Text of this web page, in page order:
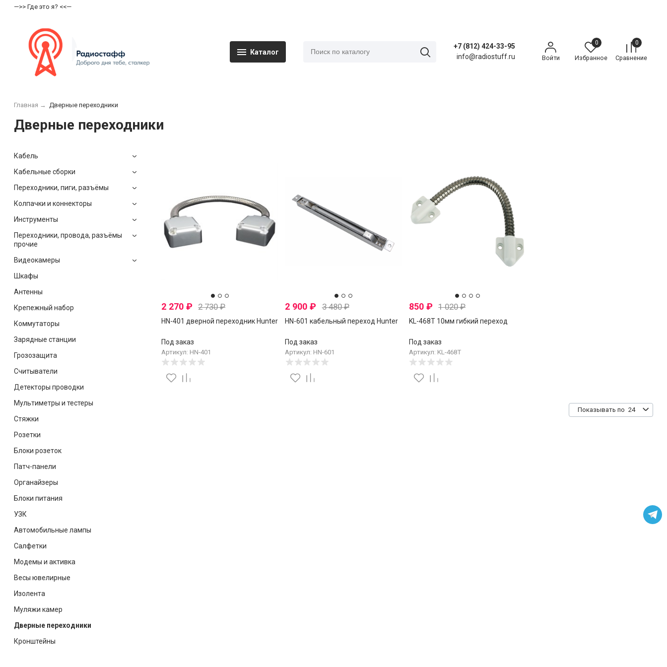
—>> Где это я? <<—
Каталог
+7 (812) 424-33-95
info@radiostuff.ru
Войти
0
Избранное
0
Сравнение
Главная → Дверные переходники
Дверные переходники
Кабель
Кабельные сборки
Переходники, пиги, разъёмы
Колпачки и коннекторы
Инструменты
Переходники, провода, разъёмы
прочие
Видеокамеры
Шкафы
Антенны
Крепежный набор
Коммутаторы
Зарядные станции
Грозозащита
Считыватели
Детекторы проводки
Мультиметры и тестеры
Стяжки
Розетки
Блоки розеток
Патч-панели
Органайзеры
Блоки питания
УЗК
Автомобильные лампы
Салфетки
Модемы и активка
Весы ювелирные
Изолента
Муляжи камер
Дверные переходники
Кронштейны
2 270 ₽ 2 730₽
HN-401 дверной переходник Hunter
Под заказ
Артикул: HN-401
2 900₽ 3 480₽
HN-601 кабельный переход Hunter
Под заказ
Артикул: HN-601
850 ₽ 1 020₽
KL-468T 10мм гибкий переход
Под заказ
Артикул: KL-468T
Показывать по 24